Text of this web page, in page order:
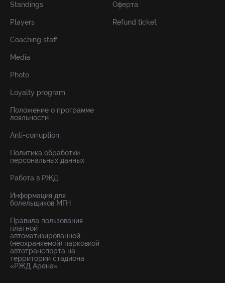
Standings
Players
Coaching staff
Media
Photo
Loyalty program
Положение о программе
лояльности
Anti-corruption
Политика обработки
персональных данных
Работа в РЖД
Информация для
болельщиков МГН
Правила пользования
платной
автоматизированной
(неохраняемой) парковкой
автотранспорта на
территории стадиона
«РЖД Арена»
Оферта
Refund ticket